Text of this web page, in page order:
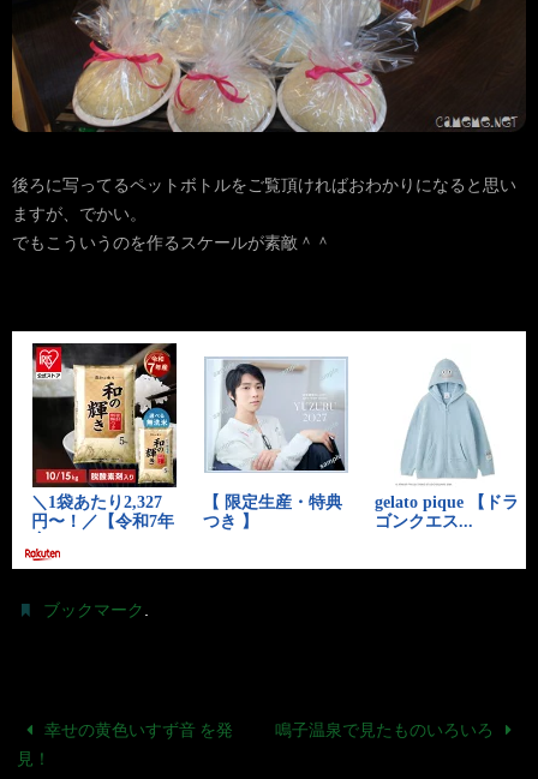
後ろに写ってるペットボトルをご覧頂ければおわかりになると思い
ますが、でかい。
でもこういうのを作るスケールが素敵＾＾
ブックマーク.
幸せの黄色いすず音 を発
見！
鳴子温泉で見たものいろいろ